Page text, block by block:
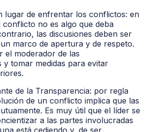
lugar de enfrentar los conflictos: en
conflicto no es algo que deba
las discusiones deben ser
marco de apertura y de respeto.
el moderador de las
y tomar medidas para evitar
de la Transparencia: por regla
de un conflicto implica que las
Es muy útil que el líder se
a las partes involucradas
está cediendo y, de ser